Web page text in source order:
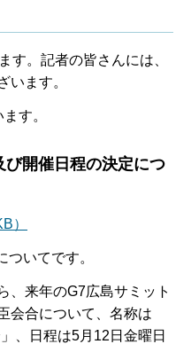
す。記者の皆さんには、
います。
す。
開催日程の決定につ
）
いてです。
、来年のG7広島サミット
会合について、名称は
、日程は5月12日金曜日